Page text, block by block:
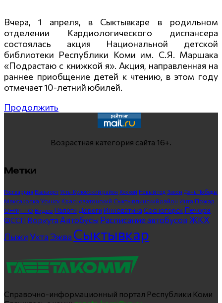
Вчера, 1 апреля, в Сыктывкаре в родильном
отделении Кардиологического диспансера
состоялась акция Национальной детской
библиотеки Республики Коми им. С.Я. Маршака
«Подрастаю с книжкой я». Акция, направленная на
раннее приобщение детей к чтению, в этом году
отмечает 10-летний юбилей.
Продолжить
Возрастная категория сайта 16+.
Метки
Росгвардия Выльгорт Усть-Куломский район Хоккей Новый год Закон День Победы
Максаковка Усинск Краснозатонский Сыктывдинский район Инта Пожар
ОНФ ГТО Видео Налоги Дороги Инноватика Сосногорск Печора
ФССП Воркута Автобусы Расписание автобусов ЖКХ
ЛыжиУхта Эжва Сыктывкар
Справочно-информационный портал Республики Коми